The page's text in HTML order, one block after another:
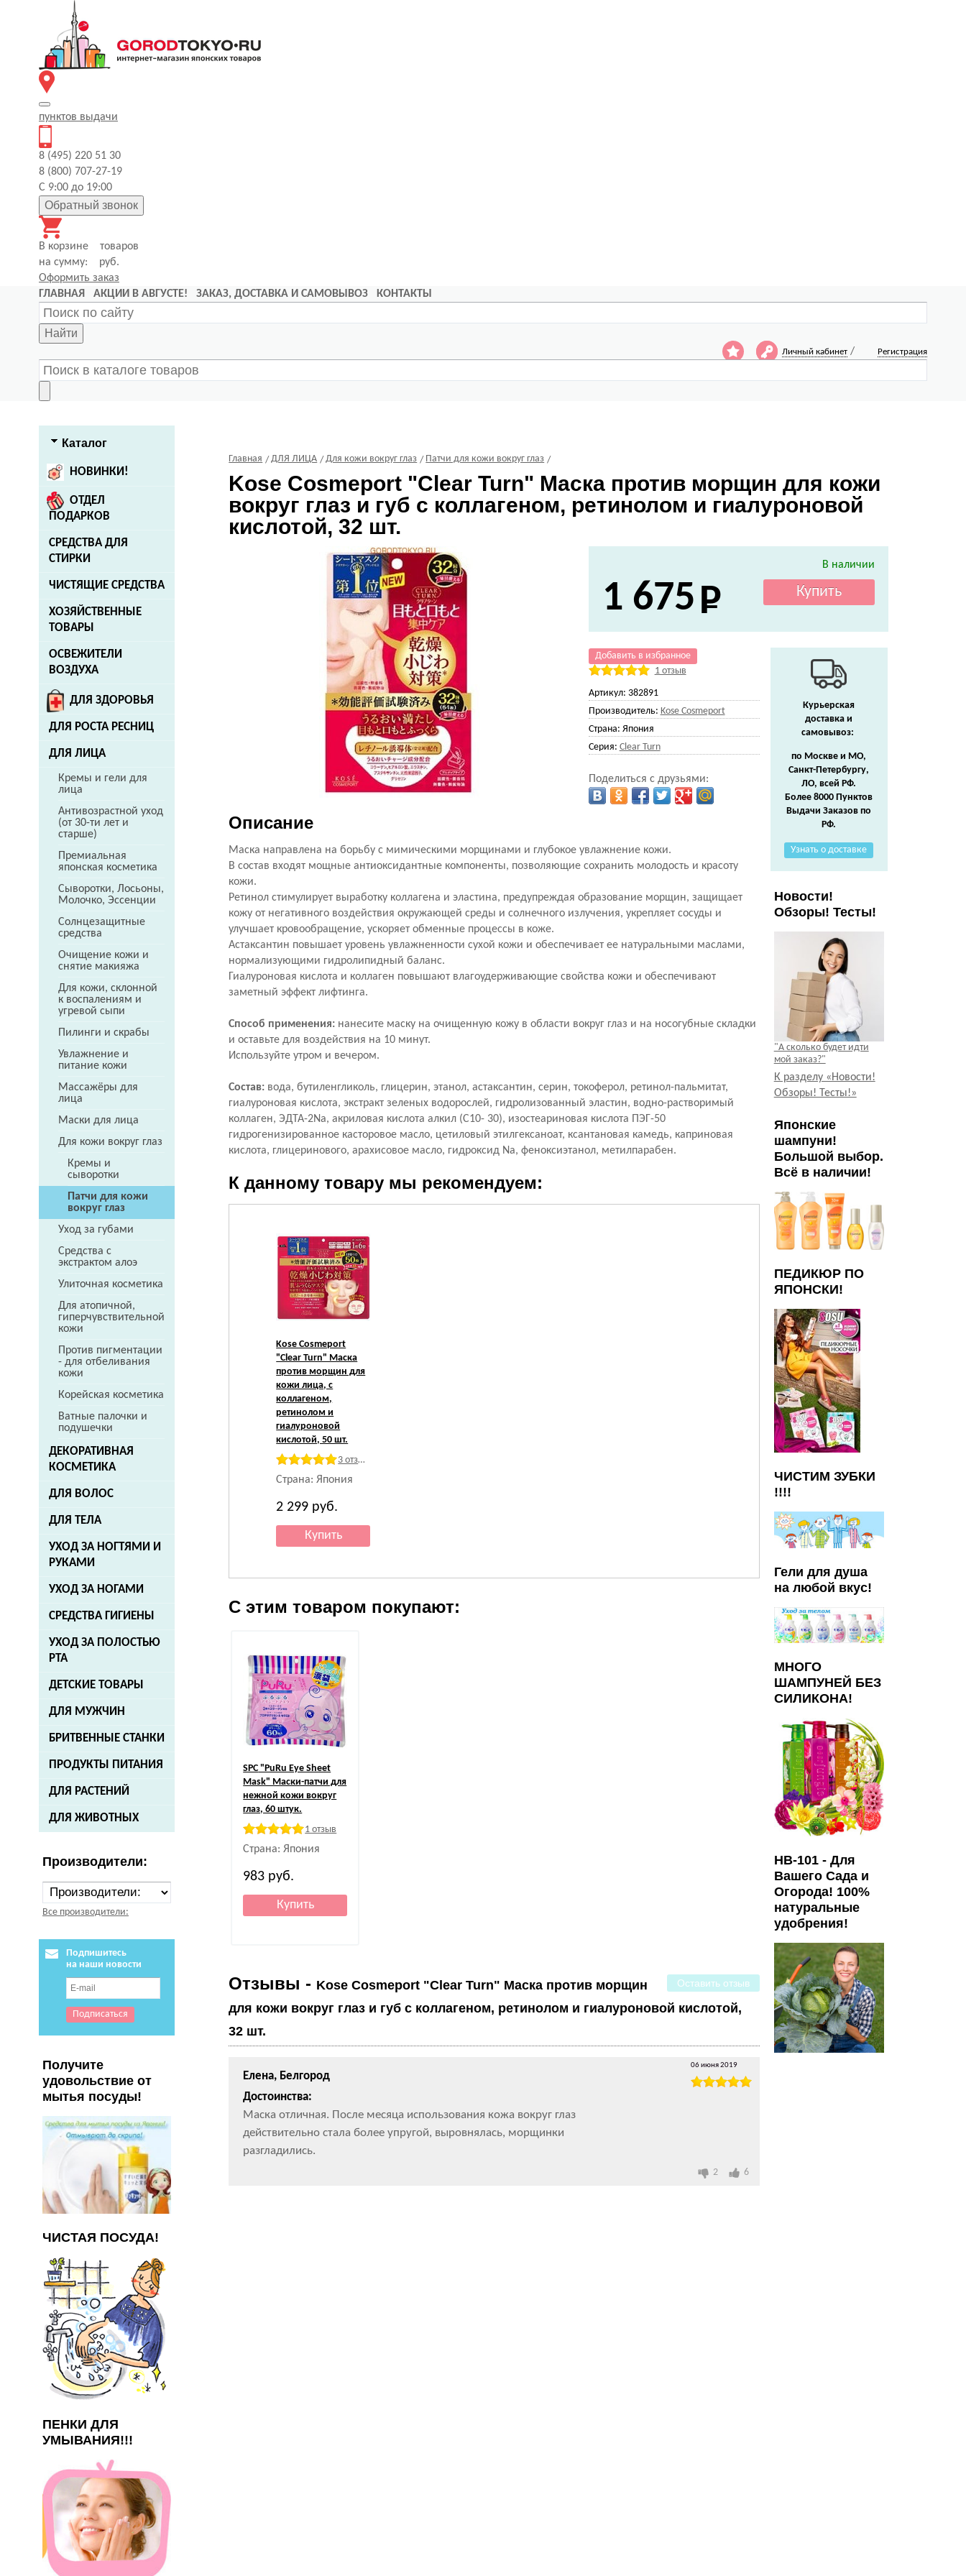
пунктов выдачи
8 (495) 220 51 30
8 (800) 707-27-19
С 9:00 до 19:00
Обратный звонок
В корзине
товаров
на сумму:
руб.
Оформить заказ
ГЛАВНАЯ
АКЦИИ В АВГУСТЕ! ЗАКАЗ, ДОСТАВКА И САМОВЫВОЗ КОНТАКТЫ
Найти
Личный кабинет / Регистрация
Каталог
НОВИНКИ!
ОТДЕЛ
ПОДАРКОВ
СРЕДСТВА ДЛЯ
СТИРКИ
ЧИСТЯЩИЕ СРЕДСТВА
ХОЗЯЙСТВЕННЫЕ
ТОВАРЫ
ОСВЕЖИТЕЛИ
ВОЗДУХА
ДЛЯ ЗДОРОВЬЯ
ДЛЯ РОСТА РЕСНИЦ
ДЛЯ ЛИЦА
Кремы и гели для
лица
Антивозрастной уход
(от 30-ти лет и
старше)
Премиальная
японская косметика
Сыворотки, Лосьоны,
Молочко, Эссенции
Солнцезащитные
средства
Очищение кожи и
снятие макияжа
Для кожи, склонной
к воспалениям и
угревой сыпи
Пилинги и скрабы
Увлажнение и
питание кожи
Массажёры для
лица
Маски для лица
Для кожи вокруг глаз
Кремы и
сыворотки
Патчи для кожи
вокруг глаз
Уход за губами
Средства с
экстрактом алоэ
Улиточная косметика
Для атопичной,
гиперчувствительной
кожи
Против пигментации
- для отбеливания
кожи
Корейская косметика
Ватные палочки и
подушечки
ДЕКОРАТИВНАЯ
КОСМЕТИКА
ДЛЯ ВОЛОС
ДЛЯ ТЕЛА
УХОД ЗА НОГТЯМИ И
РУКАМИ
УХОД ЗА НОГАМИ
СРЕДСТВА ГИГИЕНЫ
УХОД ЗА ПОЛОСТЬЮ
РТА
ДЕТСКИЕ ТОВАРЫ
ДЛЯ МУЖЧИН
БРИТВЕННЫЕ СТАНКИ
ПРОДУКТЫ ПИТАНИЯ
ДЛЯ РАСТЕНИЙ
ДЛЯ ЖИВОТНЫХ
Производители:
Все производители:
Подпишитесь
на наши новости
Получите
удовольствие от
мытья посуды!
ЧИСТАЯ ПОСУДА!
ПЕНКИ ДЛЯ
УМЫВАНИЯ!!!
Главная ДЛЯ ЛИЦА Для кожи вокруг глаз Патчи для кожи вокруг глаз
Kose Cosmeport "Clear Turn" Маска против морщин для кожи
вокруг глаз и губ с коллагеном, ретинолом и гиалуроновой
кислотой, 32 шт.
В наличии
1 675
Добавить в избранное
1 отзыв
Артикул: 382891
Производитель: Kose Cosmeport
Страна: Япония
Серия: Clear Turn
Поделиться с друзьями:
Описание
Маска направлена на борьбу с мимическими морщинами и глубокое увлажнение кожи.
В состав входят мощные антиоксидантные компоненты, позволяющие сохранить молодость и красоту
кожи.
Ретинол стимулирует выработку коллагена и эластина, предупреждая образование морщин, защищает
кожу от негативного воздействия окружающей среды и солнечного излучения, укрепляет сосуды и
улучшает кровообращение, ускоряет обменные процессы в коже.
Астаксантин повышает уровень увлажненности сухой кожи и обеспечивает ее натуральными маслами,
нормализующими гидролипидный баланс.
Гиалуроновая кислота и коллаген повышают влагоудерживающие свойства кожи и обеспечивают
заметный эффект лифтинга.
Способ применения: нанесите маску на очищенную кожу в области вокруг глаз и на носогубные складки
и оставьте для воздействия на 10 минут.
Используйте утром и вечером.
Состав: вода, бутиленгликоль, глицерин, этанол, астаксантин, серин, токоферол, ретинол-пальмитат,
гиалуроновая кислотa, экстракт зеленых водорослей, гидролизованный эластин, водно-растворимый
коллаген, ЭДТА-2Na, акриловая кислота алкил (C10- 30), изостеариновая кислота ПЭГ-50
гидрогенизированное касторовое масло, цетиловый этилгексаноат, ксантановая камедь, каприновая
кислота, глицеринового, арахисовое масло, гидроксид Na, феноксиэтанол, метилпарабен.
К данному товару мы рекомендуем:
Kose Cosmeport
"Clear Turn" Маска
против морщин для
кожи лица, с
коллагеном,
ретинолом и
гиалуроновой
кислотой, 50 шт.
3 отзыва
Страна: Япония
2 299 руб.
С этим товаром покупают:
SPC "PuRu Eye Sheet
Mask" Маски-патчи для
нежной кожи вокруг
глаз, 60 штук.
1 отзыв
Страна: Япония
983 руб.
Оставить отзыв
Отзывы - Kose Cosmeport "Clear Turn" Маска против морщин
для кожи вокруг глаз и губ с коллагеном, ретинолом и гиалуроновой кислотой,
32 шт.
Елена, Белгород
Достоинства:
Маска отличная. После месяца использования кожа вокруг глаз
действительно стала более упругой, выровнялась, морщинки
разгладились.
06 июня 2019
2 6
Курьерская
доставка и
самовывоз:
по Москве и МО,
Санкт-Петербургу,
ЛО, всей РФ.
Более 8000 Пунктов
Выдачи Заказов по
РФ.
Узнать о доставке
Новости!
Обзоры! Тесты!
"А сколько будет идти
мой заказ?"
К разделу «Новости!
Обзоры! Тесты!»
Японские
шампуни!
Большой выбор.
Всё в наличии!
ПЕДИКЮР ПО
ЯПОНСКИ!
ЧИСТИМ ЗУБКИ
!!!!
Гели для душа
на любой вкус!
МНОГО
ШАМПУНЕЙ БЕЗ
СИЛИКОНА!
HB-101 - Для
Вашего Сада и
Огорода! 100%
натуральные
удобрения!